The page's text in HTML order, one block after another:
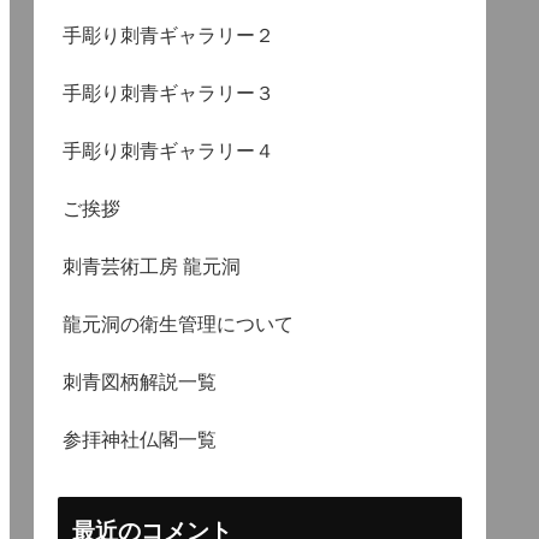
手彫り刺青ギャラリー２
手彫り刺青ギャラリー３
手彫り刺青ギャラリー４
ご挨拶
刺青芸術工房 龍元洞
龍元洞の衛生管理について
刺青図柄解説一覧
参拝神社仏閣一覧
最近のコメント